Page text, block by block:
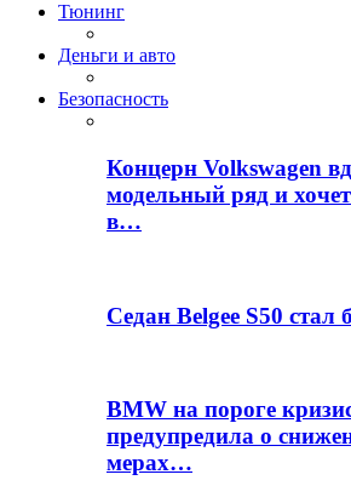
Тюнинг
Деньги и авто
Безопасность
Концерн Volkswagen
модельный ряд и
в…
Седан Belgee S50 стал
BMW на пороге
предупредила о
мерах…